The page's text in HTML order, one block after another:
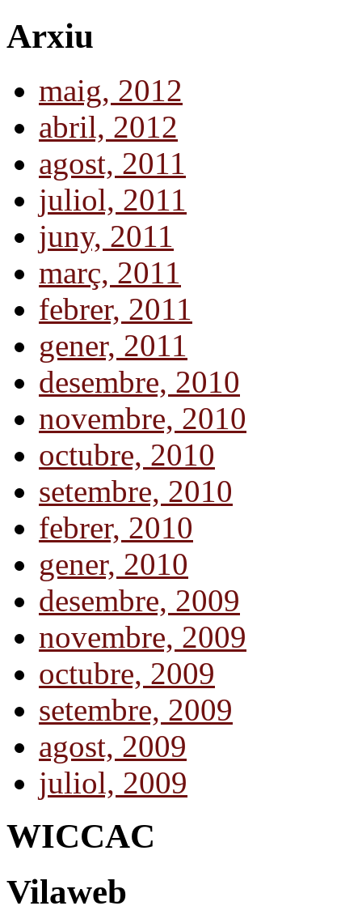
Arxiu
maig, 2012
abril, 2012
agost, 2011
juliol, 2011
juny, 2011
març, 2011
febrer, 2011
gener, 2011
desembre, 2010
novembre, 2010
octubre, 2010
setembre, 2010
febrer, 2010
gener, 2010
desembre, 2009
novembre, 2009
octubre, 2009
setembre, 2009
agost, 2009
juliol, 2009
WICCAC
Vilaweb